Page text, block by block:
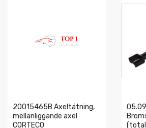
20015465B Axeltätning,
mellanliggande axel
CORTECO
(total